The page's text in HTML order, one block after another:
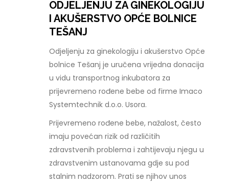
ODJELJENJU ZA GINEKOLOGIJU
I AKUŠERSTVO OPĆE BOLNICE
TEŠANJ
Odjeljenju za ginekologiju i akušerstvo Opće
bolnice Tešanj je uručena vrijedna donacija
u vidu transportnog inkubatora za
prijevremeno rođene bebe od firme Imaco
Systemtechnik d.o.o. Usora.
Prijevremeno rođene bebe, nažalost, često
imaju povećan rizik od različitih
zdravstvenih problema i zahtijevaju njegu u
zdravstvenim ustanovama gdje su pod
stalnim nadzorom. Prati se njihov unos